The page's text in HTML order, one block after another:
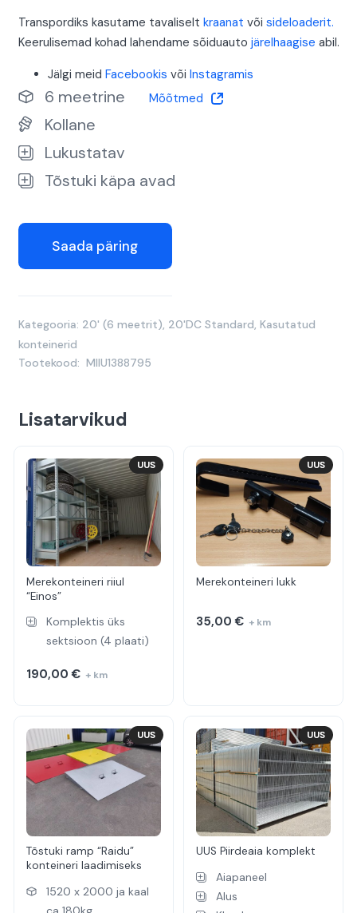
Transpordiks kasutame tavaliselt kraanat või sideloaderit.
Keerulisemad kohad lahendame sõiduauto järelhaagise abil.
Jälgi meid Facebookis või Instagramis
6 meetrine Mõõtmed
Kollane
Lukustatav
Tõstuki käpa avad
Saada päring
Kategooria: 20' (6 meetrit), 20'DC Standard, Kasutatud
konteinerid
Tootekood: MIIU1388795
Lisatarvikud
Merekonteineri riiul
“Einos”
Komplektis üks
sektsioon (4 plaati)
190,00€ + km
UUS
Merekonteineri lukk
35,00€ + km
UUS
Tõstuki ramp “Raidu”
konteineri laadimiseks
1520 x 2000 ja kaal
UUS
UUS Piirdeaia komplekt
Aiapaneel
Alus
UUS